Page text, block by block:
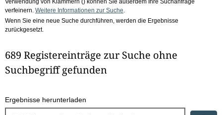
verfeinern. Weitere Informationen zur Suche
Wenn Sie eine neue Suche durchführen, werden die Ergebnisse
zurückgesetzt.
689 Registereinträge zur Suche ohne
Suchbegriff gefunden
Ergebnisse herunterladen